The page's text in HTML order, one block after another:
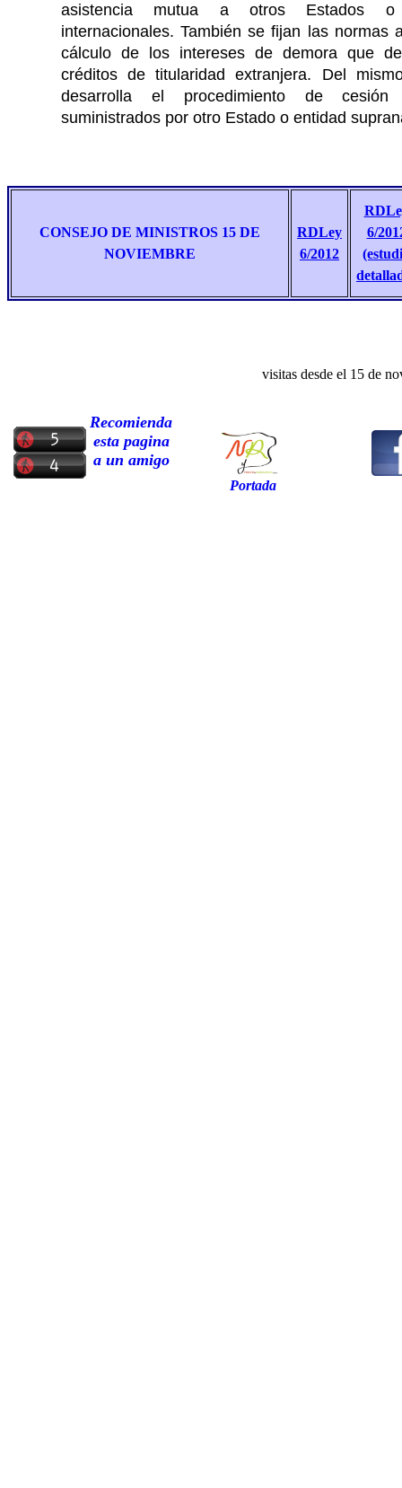
asistencia mutua a otros Estados o
internacionales. También se fijan las normas
cálculo de los intereses de demora que
créditos de titularidad extranjera. Del
desarrolla el procedimiento de
suministrados por otro Estado o entidad
CONSEJO DE MINISTROS 15 DE
NOVIEMBRE
RDLey
6/2012
6/
visitas desde el 15 de
Recomienda
esta pagina
a un amigo
Portada